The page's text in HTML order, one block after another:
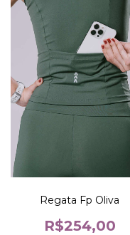
Regata Fp Oliva
R$254,00